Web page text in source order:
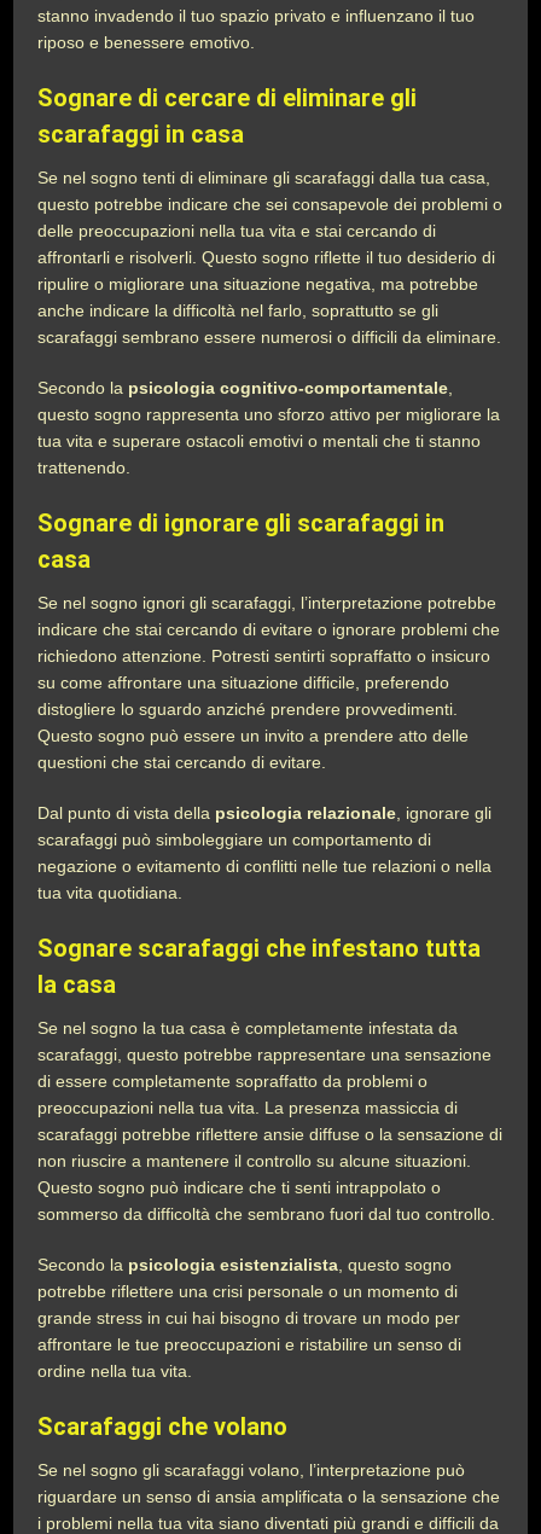
stanno invadendo il tuo spazio privato e influenzano il tuo
riposo e benessere emotivo.
Sognare di cercare di eliminare gli
scarafaggi in casa
Se nel sogno tenti di eliminare gli scarafaggi dalla tua casa,
questo potrebbe indicare che sei consapevole dei problemi o
delle preoccupazioni nella tua vita e stai cercando di
affrontarli e risolverli. Questo sogno riflette il tuo desiderio di
ripulire o migliorare una situazione negativa, ma potrebbe
anche indicare la difficoltà nel farlo, soprattutto se gli
scarafaggi sembrano essere numerosi o difficili da eliminare.
Secondo la psicologia cognitivo-comportamentale
questo sogno rappresenta uno sforzo attivo per migliorare la
tua vita e superare ostacoli emotivi o mentali che ti stanno
trattenendo.
Sognare di ignorare gli scarafaggi in
casa
Se nel sogno ignori gli scarafaggi, l’interpretazione potrebbe
indicare che stai cercando di evitare o ignorare problemi che
richiedono attenzione. Potresti sentirti sopraffatto o insicuro
su come affrontare una situazione difficile, preferendo
distogliere lo sguardo anziché prendere provvedimenti.
Questo sogno può essere un invito a prendere atto delle
questioni che stai cercando di evitare.
Dal punto di vista della psicologia relazionale , ignorare gli
scarafaggi può simboleggiare un comportamento di
negazione o evitamento di conflitti nelle tue relazioni o nella
tua vita quotidiana.
Sognare scarafaggi che infestano tutta
la casa
Se nel sogno la tua casa è completamente infestata da
scarafaggi, questo potrebbe rappresentare una sensazione
di essere completamente sopraffatto da problemi o
preoccupazioni nella tua vita. La presenza massiccia di
scarafaggi potrebbe riflettere ansie diffuse o la sensazione di
non riuscire a mantenere il controllo su alcune situazioni.
Questo sogno può indicare che ti senti intrappolato o
sommerso da difficoltà che sembrano fuori dal tuo controllo.
Secondo la psicologia esistenzialista , questo sogno
potrebbe riflettere una crisi personale o un momento di
grande stress in cui hai bisogno di trovare un modo per
affrontare le tue preoccupazioni e ristabilire un senso di
ordine nella tua vita.
Scarafaggi che volano
Se nel sogno gli scarafaggi volano, l’interpretazione può
riguardare un senso di ansia amplificata o la sensazione che
i problemi nella tua vita siano diventati più grandi e difficili da